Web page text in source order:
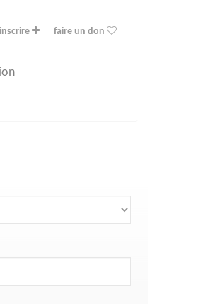
faire un don